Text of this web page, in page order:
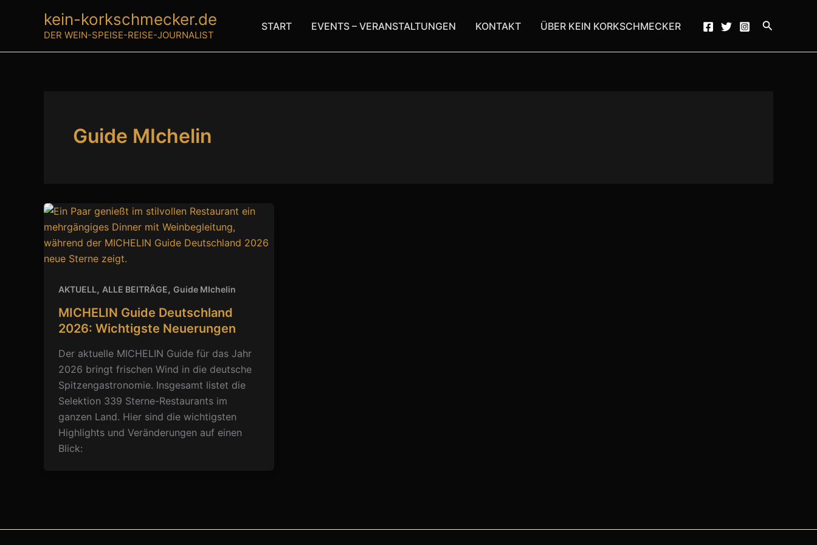
kein-korkschmecker.de
DER WEIN-SPEISE-REISE-JOURNALIST
START EVENTS – VERANSTALTUNGEN KONTAKT ÜBER KEIN KORKSCHMECKER Suchen
Guide MIchelin
AKTUELL, ALLE BEITRÄGE, Guide MIchelin
MICHELIN Guide Deutschland
2026: Wichtigste Neuerungen
Der aktuelle MICHELIN Guide für das Jahr
2026 bringt frischen Wind in die deutsche
Spitzengastronomie. Insgesamt listet die
Selektion 339 Sterne-Restaurants im
ganzen Land. Hier sind die wichtigsten
Highlights und Veränderungen auf einen
Blick: